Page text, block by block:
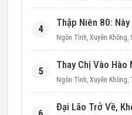
4
Ngôn Tình, Xuyên Không,
5
Ngôn Tình, Xuyên Không,